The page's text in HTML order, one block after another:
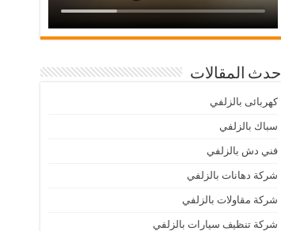
أحدث المقالات
كهربائى بالزلفي
سباك بالزلفي
فني دش بالزلفي
شركة دهانات بالزلفي
شركة مقاولات بالزلفي
شركة تنظيف سيارات بالزلفي